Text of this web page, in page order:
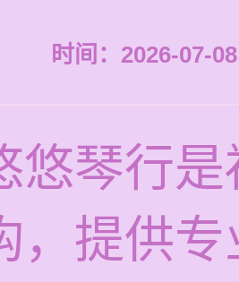
时间：2026-07-
悠琴行
，提供